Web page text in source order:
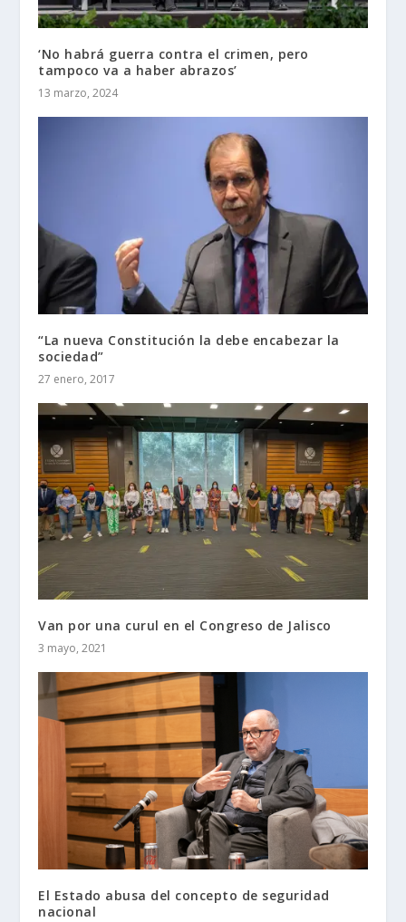
‘No habrá guerra contra el crimen, pero
tampoco va a haber abrazos’
13 marzo, 2024
“La nueva Constitución la debe encabezar la
sociedad”
27 enero, 2017
Van por una curul en el Congreso de Jalisco
3 mayo, 2021
El Estado abusa del concepto de seguridad
nacional